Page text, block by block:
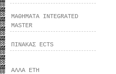
ΜΑΘΗΜΑΤΑ INTEGRATED
MASTER
ΠΙΝΑΚΑΣ ECTS
ΑΛΛΑ ΕΤΗ